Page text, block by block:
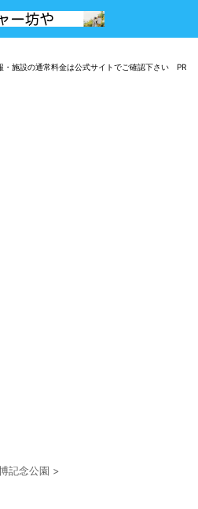
・施設の通常料金は公式サイトでご確認下さい PR
記念公園 >